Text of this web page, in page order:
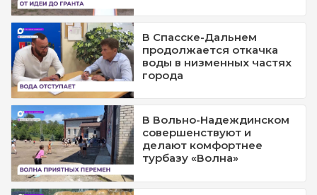
В Спасске-Дальнем
продолжается откачка
воды в низменных частях
города
В Вольно-Надеждинском
совершенствуют и
делают комфортнее
турбазу «Волна»